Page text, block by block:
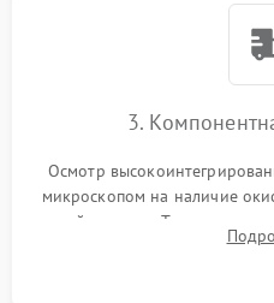
3.
Осмотр
микроскопом на наличие
цепей питания.
DIMM и накопителей M.2 на